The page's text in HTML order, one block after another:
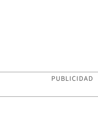
PUBLICIDAD